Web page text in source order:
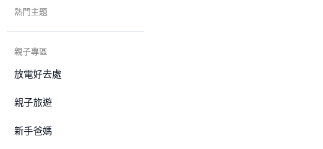
熱門主題
親子專區
放電好去處
親子旅遊
新手爸媽